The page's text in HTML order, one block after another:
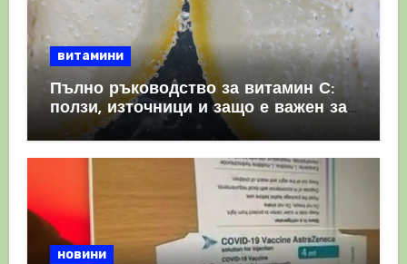
витамини
Пълно ръководство за витамин С:
ползи, източници и защо е важен за
имунната система
новини